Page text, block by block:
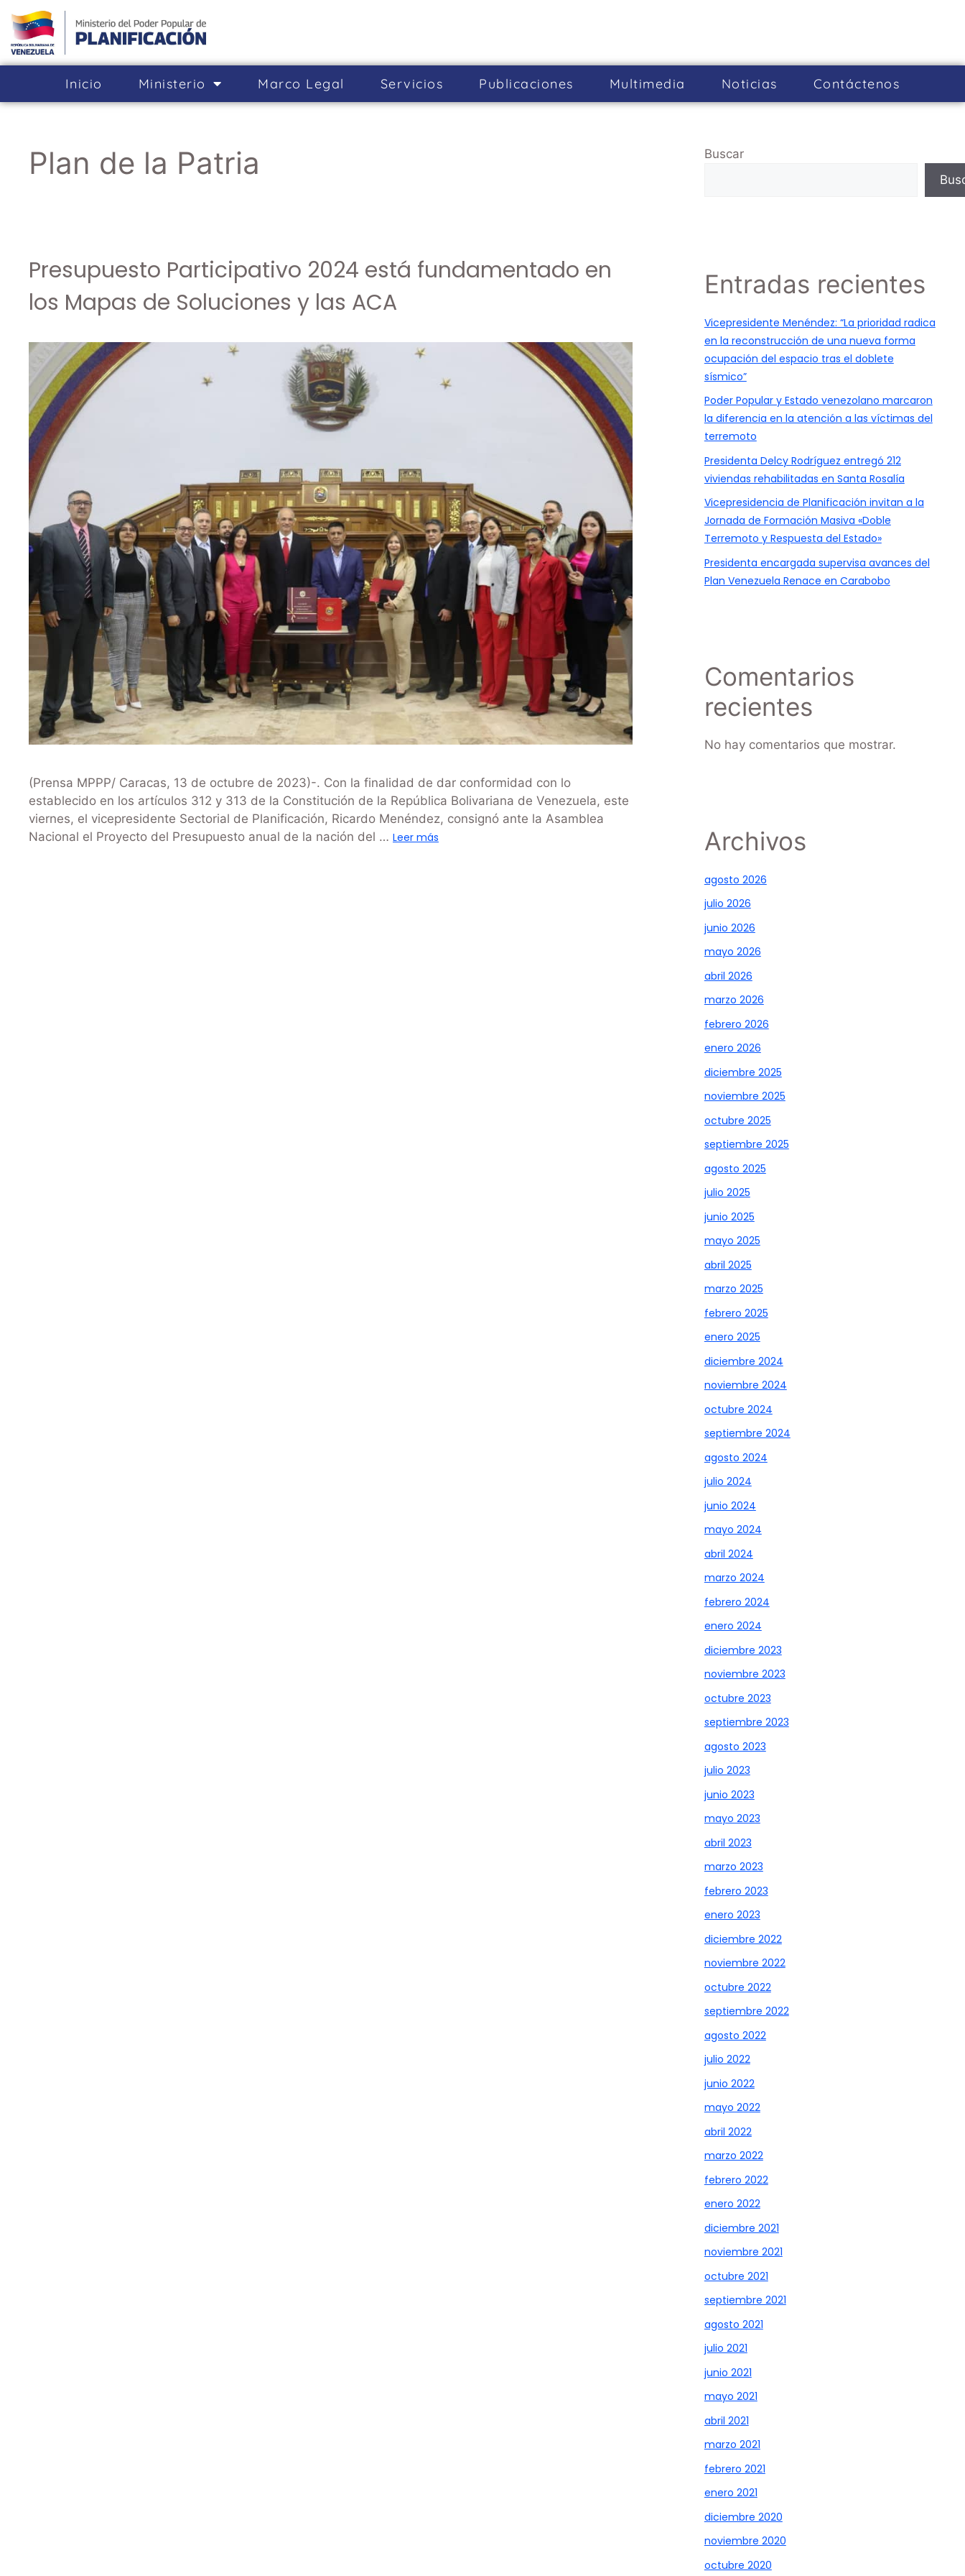
Inicio Ministerio Marco Legal Servicios Publicaciones Multimedia Noticias Cont­áctenos
Plan de la Patria
Presupuesto Participativo 2024 está fundamentado en
los Mapas de Soluciones y las ACA
(Prensa MPPP/ Caracas, 13 de octubre de 2023)-. Con la finalidad de dar conformidad con lo
establecido en los artículos 312 y 313 de la Constitución de la República Bolivariana de Venezuela, este
viernes, el vicepresidente Sectorial de Planificación, Ricardo Menéndez, consignó ante la Asamblea
Nacional el Proyecto del Presupuesto anual de la nación del … Leer más
Buscar
Entradas recientes
Vicepresidente Menéndez: “La prioridad radica
en la reconstrucción de una nueva forma
ocupación del espacio tras el doblete
sísmico”
Poder Popular y Estado venezolano marcaron
la diferencia en la atención a las víctimas del
terremoto
Presidenta Delcy Rodríguez entregó 212
viviendas rehabilitadas en Santa Rosalía
Vicepresidencia de Planificación invitan a la
Jornada de Formación Masiva «Doble
Terremoto y Respuesta del Estado»
Presidenta encargada supervisa avances del
Plan Venezuela Renace en Carabobo
Comentarios
recientes
No hay comentarios que mostrar.
Archivos
agosto 2026
julio 2026
junio 2026
mayo 2026
abril 2026
marzo 2026
febrero 2026
enero 2026
diciembre 2025
noviembre 2025
octubre 2025
septiembre 2025
agosto 2025
julio 2025
junio 2025
mayo 2025
abril 2025
marzo 2025
febrero 2025
enero 2025
diciembre 2024
noviembre 2024
octubre 2024
septiembre 2024
agosto 2024
julio 2024
junio 2024
mayo 2024
abril 2024
marzo 2024
febrero 2024
enero 2024
diciembre 2023
noviembre 2023
octubre 2023
septiembre 2023
agosto 2023
julio 2023
junio 2023
mayo 2023
abril 2023
marzo 2023
febrero 2023
enero 2023
diciembre 2022
noviembre 2022
octubre 2022
septiembre 2022
agosto 2022
julio 2022
junio 2022
mayo 2022
abril 2022
marzo 2022
febrero 2022
enero 2022
diciembre 2021
noviembre 2021
octubre 2021
septiembre 2021
agosto 2021
julio 2021
junio 2021
mayo 2021
abril 2021
marzo 2021
febrero 2021
enero 2021
diciembre 2020
noviembre 2020
octubre 2020